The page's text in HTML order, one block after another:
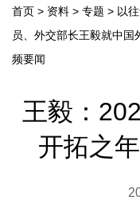
首页 > 资料 > 专题 > 以
员、外交部长王毅就中国
频要闻
王毅：
开拓之